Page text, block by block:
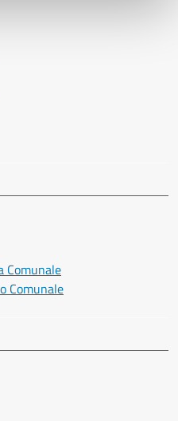
Comunale
Comunale